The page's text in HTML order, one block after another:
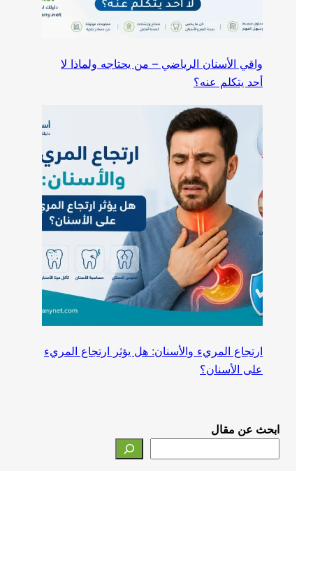
واقي الأسنان الرياضي – من يحتاجه ولماذا لا
أحد يتكلم عنه؟
ارتجاع المريء والأسنان: هل يؤثر ارتجاع المريء
على الأسنان؟
ابحث عن مقال